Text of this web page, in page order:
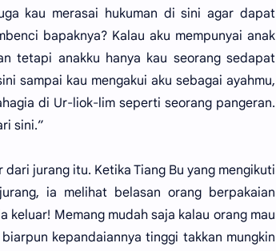
kau merasai hukuman di sini agar dapat
bapaknya? Kalau aku mempunyai anak
tetapi anakku hanya kau seorang sedapat
sampai kau mengakui aku sebagai ayahmu,
di Ur-liok-lim seperti seorang pangeran.
sini.”
jurang itu. Ketika Tiang Bu yang mengikuti
ia melihat belasan orang berpakaian
Memang mudah saja kalau orang mau
kepandaiannya tinggi takkan mungkin